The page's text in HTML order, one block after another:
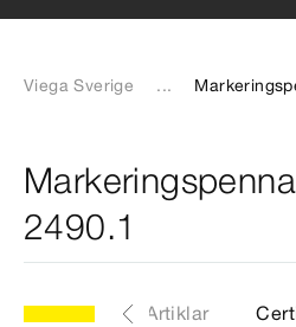
Viega Sverige ...
2490.1
2490.1 Artiklar